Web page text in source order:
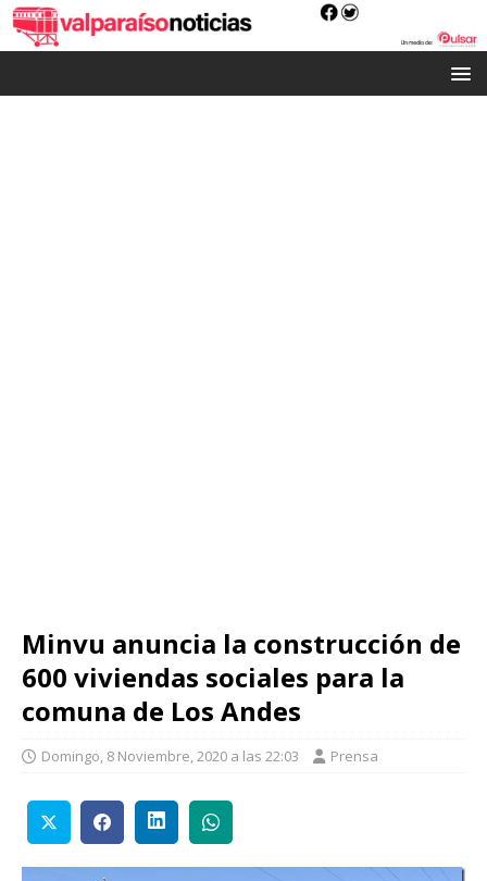
Minvu anuncia la construcción de
600 viviendas sociales para la
comuna de Los Andes
Domingo, 8 Noviembre, 2020 a las 22:03 Prensa